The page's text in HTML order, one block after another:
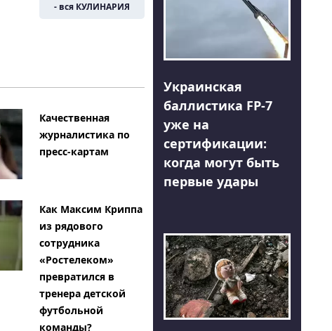
- вся КУЛИНАРИЯ
Качественная
журналистика по
пресс-картам
Как Максим Криппа
из рядового
сотрудника
«Ростелеком»
превратился в
тренера детской
футбольной
команды?
Украинская
баллистика FP-7
уже на
сертификации:
когда могут быть
первые удары